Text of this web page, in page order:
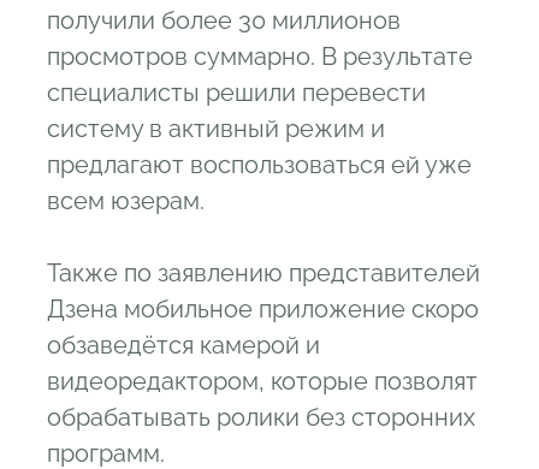
получили более 30 миллионов
просмотров суммарно. В результате
специалисты решили перевести
систему в активный режим и
предлагают воспользоваться ей уже
всем юзерам.
Также по заявлению представителей
Дзена мобильное приложение скоро
обзаведётся камерой и
видеоредактором, которые позволят
обрабатывать ролики без сторонних
программ.